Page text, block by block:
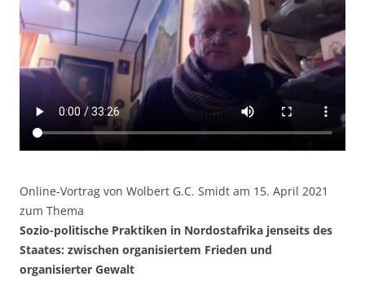
Online-Vortrag von Wolbert G.C. Smidt am 15. April 2021
zum Thema
Sozio-politische Praktiken in Nordostafrika jenseits des
Staates: zwischen organisiertem Frieden und
organisierter Gewalt